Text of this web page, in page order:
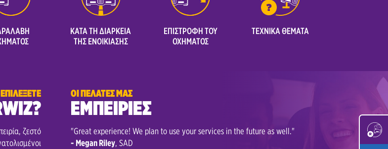
ΚΑΤΑ ΤΗ ΔΙΑΡΚΕΙΑ
ΤΗΣ ΕΝΟΙΚΙΑΣΗΣ
ΕΠΙΣΤΡΟΦΗ ΤΟΥ
ΟΧΗΜΑΤΟΣ
ΤΕΧΝΙΚΑ ΘΕΜΑΤΑ
ζεστό
ΟΙ ΠΕΛΑΤΕΣ ΜΑΣ
ΕΜΠΕΙΡΙΕΣ
"Great experience! We plan to use your services in the future as well."
- Megan Riley, SAD
"We are